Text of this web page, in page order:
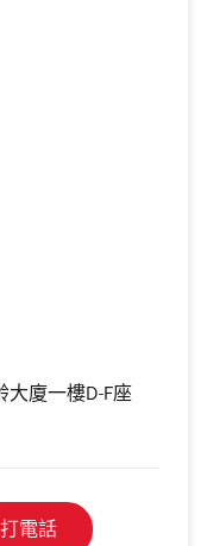
大廈一樓D-F座
打電話